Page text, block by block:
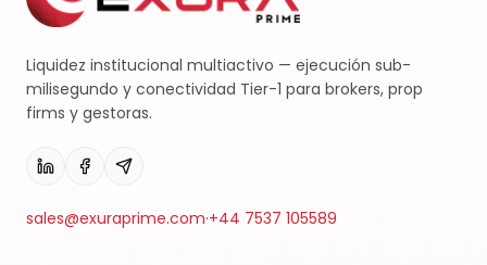
Liquidez institucional multiactivo — ejecución sub-
milisegundo y conectividad Tier-1 para brokers, prop
firms y gestoras.
sales@exuraprime.com·+44 7537 105589